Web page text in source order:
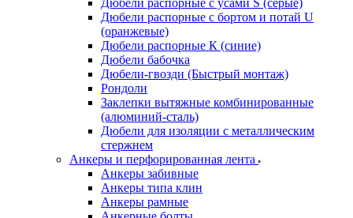
Дюбели распорные с усами S (серые)
Дюбели распорные c бортом и потай U
(оранжевые)
Дюбели распорные К (синие)
Дюбели бабочка
Дюбели-гвозди (Быстрый монтаж)
Рондоли
Заклепки вытяжные комбинированные
(алюминий-сталь)
Дюбели для изоляции с металлическим
стержнем
Анкеры и перфорированная лента
Анкеры забивные
Анкеры типа клин
Анкеры рамные